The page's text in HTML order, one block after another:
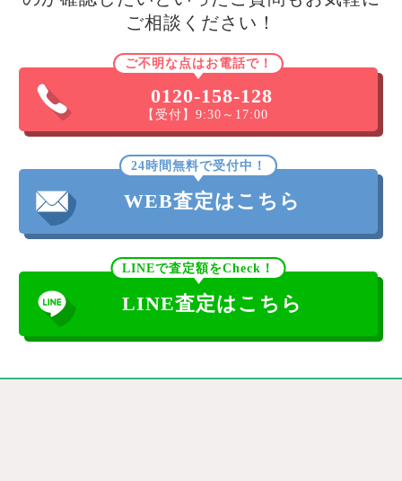
ご相談ください！
ご不明な点はお電話で！
0120-158-128
【受付】9:30～17:00
24時間無料で受付中！
WEB査定はこちら
LINEで査定額をCheck！
LINE査定はこちら